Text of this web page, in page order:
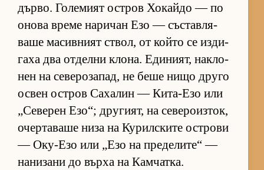
дър­во. Го­ле­мият ос­т­ров Хо­кайдо — по
онова време на­ри­чан Езо — със­тав­ля­
ваше ма­сив­ният ствол, от който се из­ди­
гаха два от­делни кло­на. Еди­ни­ят, нак­ло­
нен на се­ве­ро­за­пад, не беше нищо друго
ос­вен ос­т­ров Са­ха­лин — Ки­та-Езо или
„Се­ве­рен Езо“; дру­ги­ят, на се­ве­ро­из­ток,
очер­та­ваше низа на Ку­рил­с­ките ос­т­рови
— Оку-Езо или „Езо на пре­де­ли­те“ —
на­ни­зани до върха на Кам­чат­ка.